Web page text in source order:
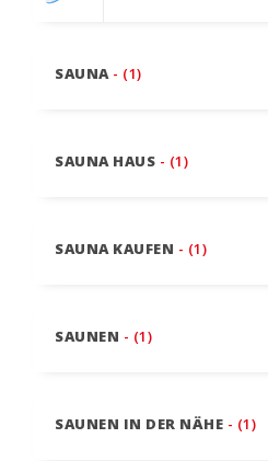
SAUNA - (1)
SAUNA HAUS - (1)
SAUNA KAUFEN - (1)
SAUNEN - (1)
SAUNEN IN DER NÄHE - (1)